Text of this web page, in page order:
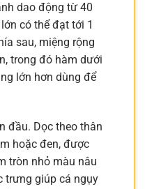
dao động từ 40
có thể đạt tới 1
sau, miệng rộng
trong đó hàm dưới
lớn hơn dùng để
đầu. Dọc theo thân
hoặc đen, được
tròn nhỏ màu nâu
trưng giúp cá ngụy